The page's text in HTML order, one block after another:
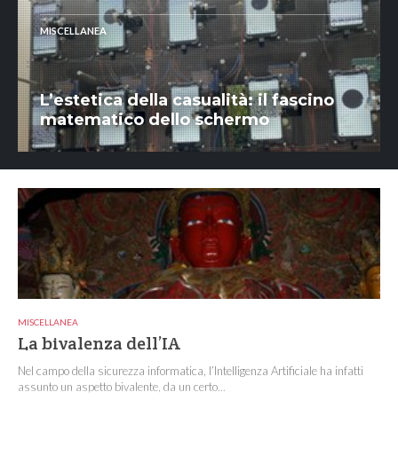
MISCELLANEA
L’estetica della casualità: il fascino
matematico dello schermo
MISCELLANEA
La bivalenza dell’IA
Nel campo della sicurezza informatica, l’Intelligenza Artificiale ha infatti
assunto un aspetto bivalente, da un certo...